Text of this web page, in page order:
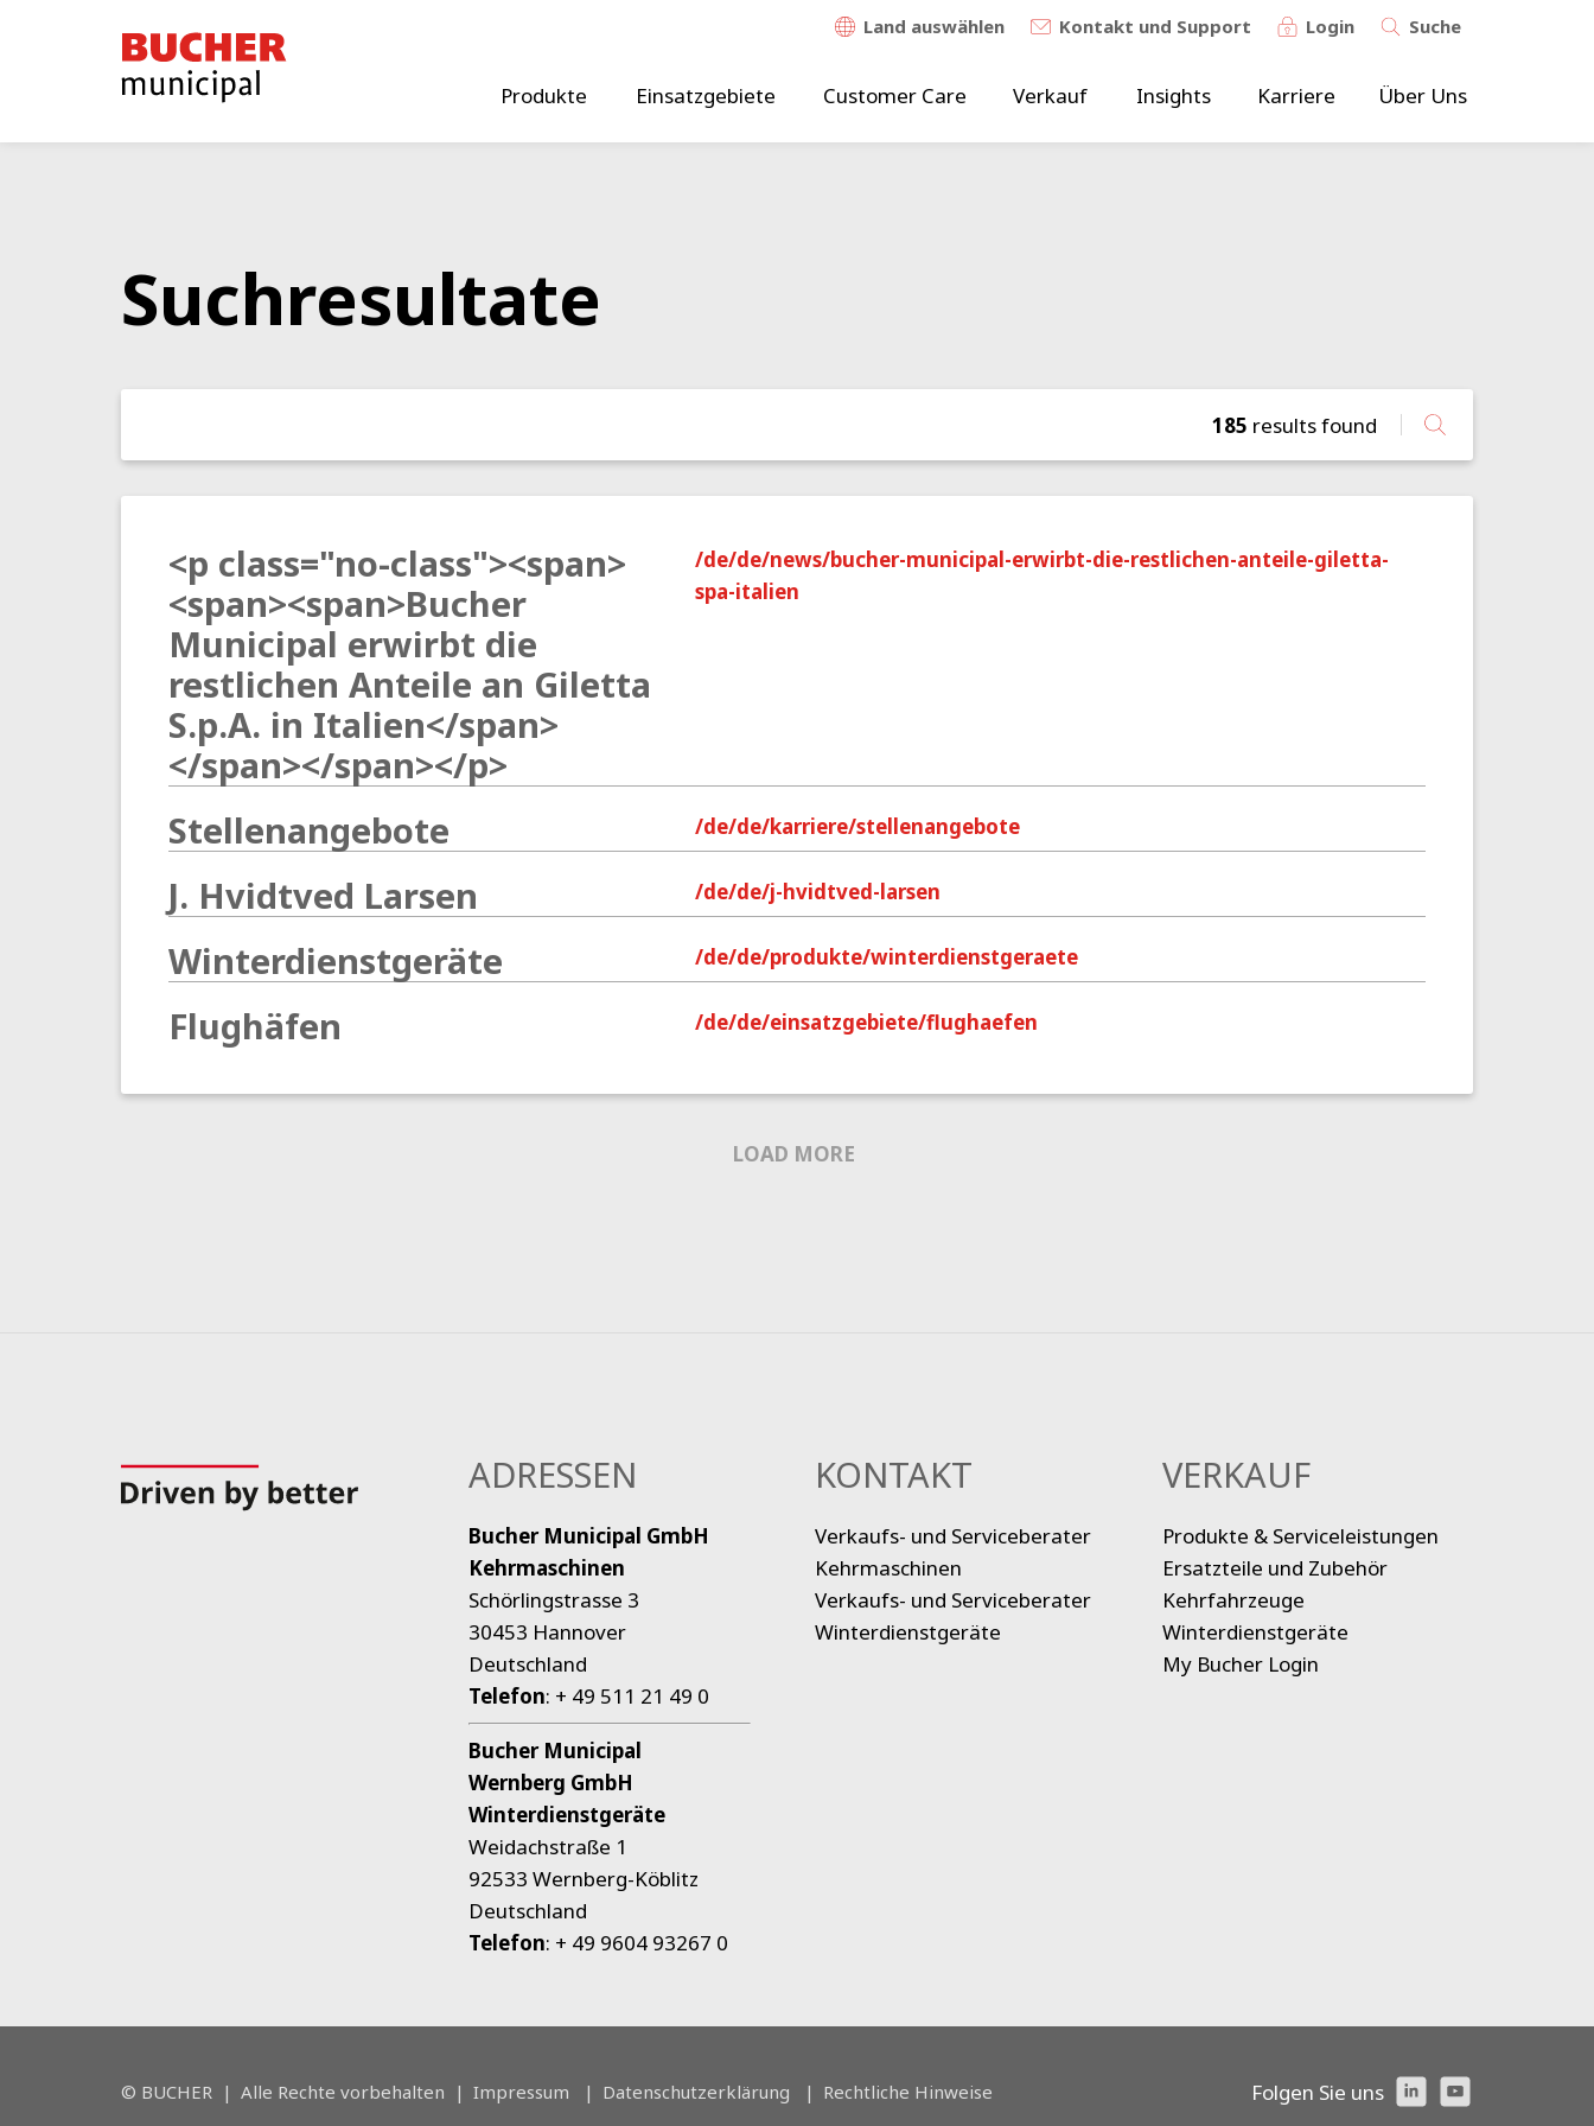
Bucher
Municipal
Land auswählen Kontakt und Support Login Suche
Produkte Einsatzgebiete Customer Care Verkauf Insights Karriere Über Uns
Suchresultate
185 results found
<p class="no-class"><span>
<span><span>Bucher
Municipal erwirbt die
restlichen Anteile an Giletta
S.p.A. in Italien</span>
</span></span></p>
/de/de/news/bucher-municipal-erwirbt-die-restlichen-anteile-giletta-
spa-italien
Stellenangebote /de/de/karriere/stellenangebote
J. Hvidtved Larsen /de/de/j-hvidtved-larsen
Winterdienstgeräte /de/de/produkte/winterdienstgeraete
Flughäfen /de/de/einsatzgebiete/flughaefen
LOAD MORE
ADRESSEN
Bucher Municipal GmbH
Kehrmaschinen
Schörlingstrasse 3
30453 Hannover
Deutschland
Telefon: + 49 511 21 49 0
Bucher Municipal
Wernberg GmbH
Winterdienstgeräte
Weidachstraße 1
92533 Wernberg-Köblitz
Deutschland
Telefon: + 49 9604 93267 0
KONTAKT
Verkaufs- und Serviceberater
Kehrmaschinen
Verkaufs- und Serviceberater
Winterdienstgeräte
VERKAUF
Produkte & Serviceleistungen
Ersatzteile und Zubehör
Kehrfahrzeuge
Winterdienstgeräte
My Bucher Login
© BUCHER | Alle Rechte vorbehalten | Impressum Datenschutzerklärung Rechtliche Hinweise Folgen Sie uns